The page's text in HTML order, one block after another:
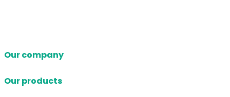
Our company
Our products